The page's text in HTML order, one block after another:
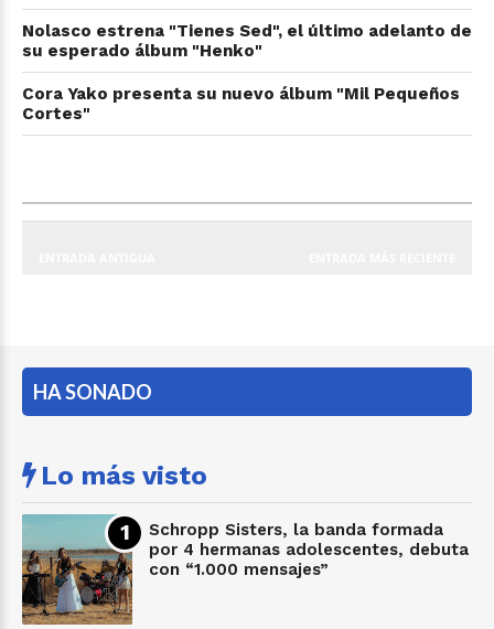
Nolasco estrena "Tienes Sed", el último adelanto de
su esperado álbum "Henko"
Cora Yako presenta su nuevo álbum "Mil Pequeños
Cortes"
HA SONADO
Lo más visto
Schropp Sisters, la banda formada
por 4 hermanas adolescentes, debuta
con “1.000 mensajes”